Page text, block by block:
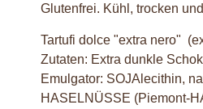
Glutenfrei. Kühl, trocken
Tartufi dolce "extra nero"
Zutaten: Extra dunkle
Emulgator: SOJAlecithin,
HASELNÜSSE (Piemont-